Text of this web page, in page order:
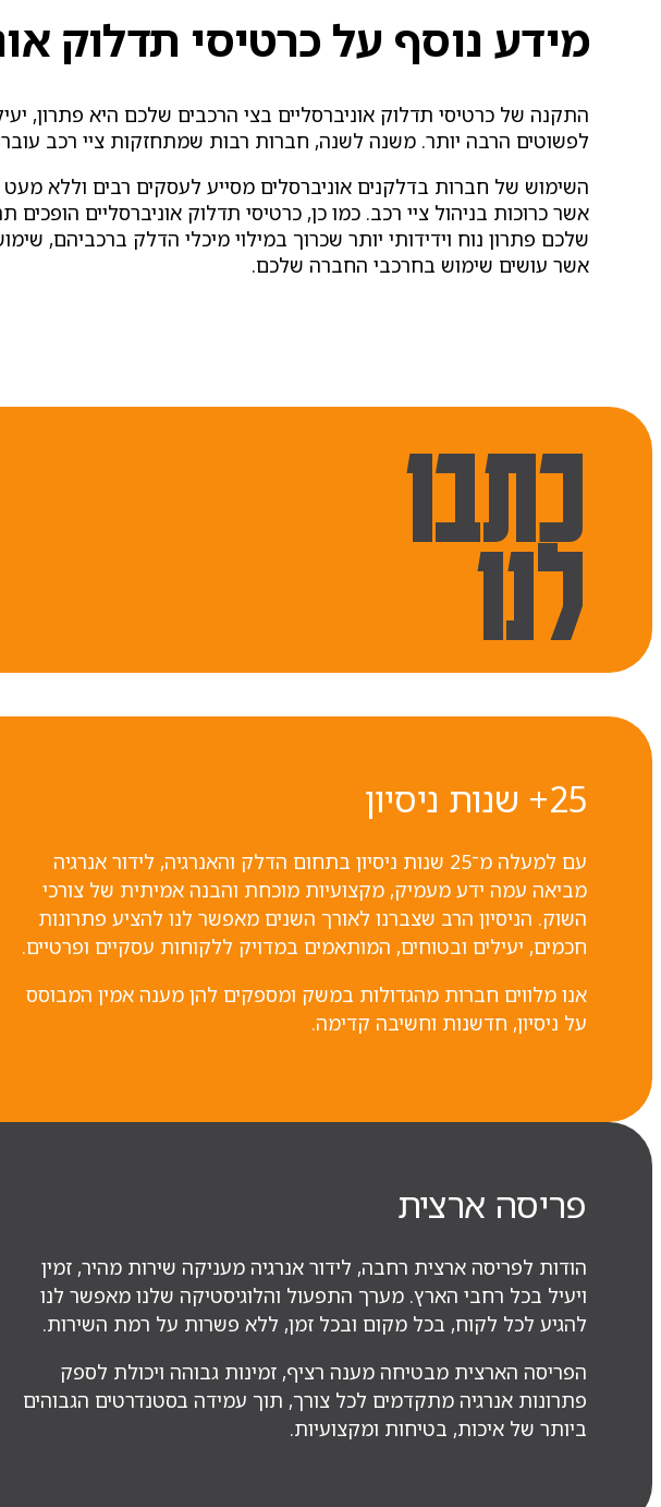
מידע נוסף על כרטיסי תדלוק
התקנה של כרטיסי תדלוק אוניברסליים בצי הרכבים שלכם היא פתרון,
לפשוטים הרבה יותר. משנה לשנה, חברות רבות שמתחזקות ציי רכב
השימוש של חברות בדלקנים אוניברסלים מסייע לעסקים רבים וללא
אשר כרוכות בניהול ציי רכב. כמו כן, כרטיסי תדלוק אוניברסליים
שלכם פתרון נוח וידידותי יותר שכרוך במילוי מיכלי הדלק ברכביהם,
אשר עושים שימוש בחרכבי החברה שלכם.
כתבו
לנו
25+ שנות ניסיון
עם למעלה מ־25 שנות ניסיון בתחום הדלק והאנרגיה, לידור אנרגיה
מביאה עמה ידע מעמיק, מקצועיות מוכחת והבנה אמיתית של צורכי
השוק. הניסיון הרב שצברנו לאורך השנים מאפשר לנו להציע פתרונות
חכמים, יעילים ובטוחים, המותאמים במדויק ללקוחות עסקיים ופרטיים.
אנו מלווים חברות מהגדולות במשק ומספקים להן מענה אמין המבוסס
על ניסיון, חדשנות וחשיבה קדימה.
פריסה ארצית
הודות לפריסה ארצית רחבה, לידור אנרגיה מעניקה שירות מהיר, זמין
ויעיל בכל רחבי הארץ. מערך התפעול והלוגיסטיקה שלנו מאפשר לנו
להגיע לכל לקוח, בכל מקום ובכל זמן, ללא פשרות על רמת השירות.
הפריסה הארצית מבטיחה מענה רציף, זמינות גבוהה ויכולת לספק
פתרונות אנרגיה מתקדמים לכל צורך, תוך עמידה בסטנדרטים הגבוהים
ביותר של איכות, בטיחות ומקצועיות.